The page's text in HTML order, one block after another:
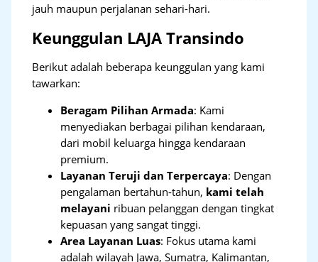
jauh maupun perjalanan sehari-hari.
Keunggulan LAJA Transindo
Berikut adalah beberapa keunggulan yang kami
tawarkan:
Beragam Pilihan Armada: Kami
menyediakan berbagai pilihan kendaraan,
dari mobil keluarga hingga kendaraan
premium.
Layanan Teruji dan Terpercaya: Dengan
pengalaman bertahun-tahun, kami telah
melayani ribuan pelanggan dengan tingkat
kepuasan yang sangat tinggi.
Area Layanan Luas: Fokus utama kami
adalah wilayah Jawa, Sumatra, Kalimantan,